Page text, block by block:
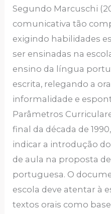
Segundo Marcuschi
comunicativa tão
exigindo habilidades
ser ensinadas na
ensino da língua
escrita, relegando a
informalidade e
Parâmetros
final da década de
indicar a introdução
de aula na proposta
portuguesa. O
escola deve atentar à
textos orais como